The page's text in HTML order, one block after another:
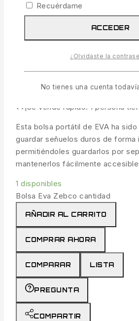
Bolsa Eva Zebco
22.99€
¡Se vende rápido! 1 persona
Esta bolsa portátil de EVA ha
guardar señuelos duros de forma
permitiéndoles guardarlos por
mantenerlos fácilmente
1 disponibles
Bolsa Eva Zebco cantidad
AÑADIR AL CARRITO
COMPRAR AHORA
COMPARAR LISTA
PREGUNTA
COMPARTIR
Recuérdame
ACCEDER
¿Olvidaste la
No tienes una cuenta